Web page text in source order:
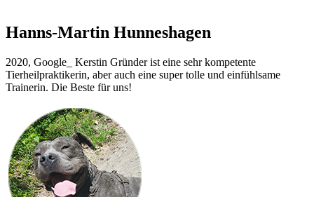
Hanns-Martin Hunneshagen
2020, Google_ Kerstin Gründer ist eine sehr kompetente
Tierheilpraktikerin, aber auch eine super tolle und einfühlsame
Trainerin. Die Beste für uns!